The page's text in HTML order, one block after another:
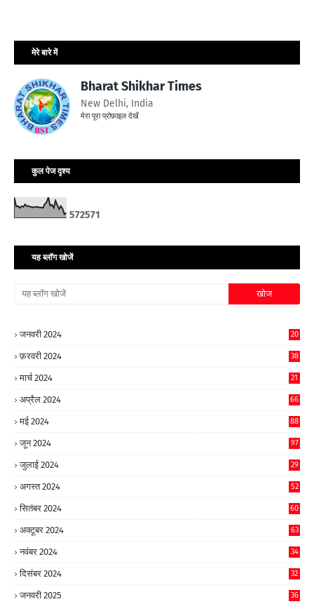
मेरे बारे में
Bharat Shikhar Times
New Delhi, India
मेरा पूरा प्रोफ़ाइल देखें
कुल पेज दृश्य
572571
यह ब्लॉग खोजें
जनवरी 2024 20
फ़रवरी 2024 38
मार्च 2024 21
अप्रैल 2024 66
मई 2024 88
जून 2024 97
जुलाई 2024 29
अगस्त 2024 52
सितंबर 2024 60
अक्टूबर 2024 63
नवंबर 2024 34
दिसंबर 2024 32
जनवरी 2025 36